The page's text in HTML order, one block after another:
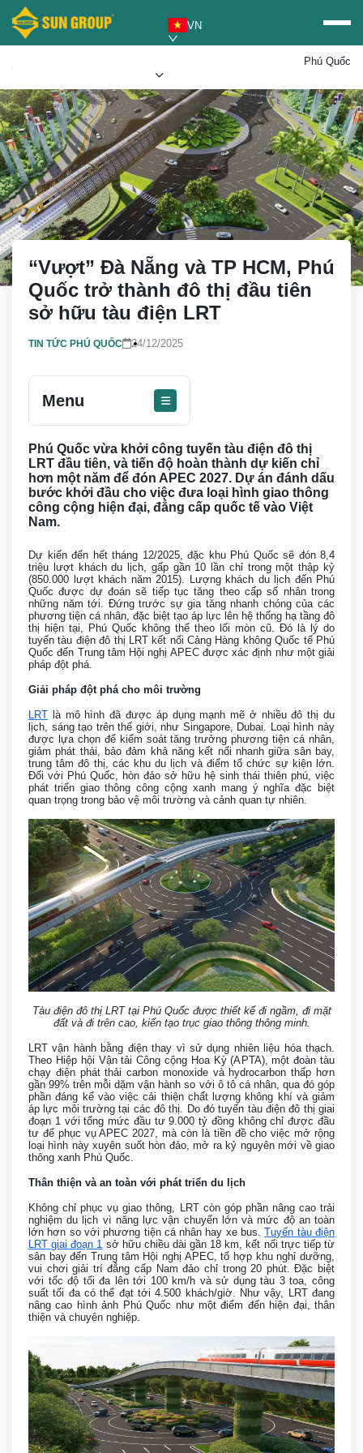
VN
Phú Quốc
Mua vé Sun PhuQuoc
Airways
Ưu đãi Sun World
“Vượt” Đà Nẵng và TP HCM, Phú
Quốc trở thành đô thị đầu tiên
sở hữu tàu điện LRT
TIN TỨC PHÚ QUỐC 24/12/2025
Menu
Phú Quốc vừa khởi công tuyến tàu điện đô thị
LRT đầu tiên, và tiến độ hoàn thành dự kiến chỉ
hơn một năm để đón APEC 2027. Dự án đánh dấu
bước khởi đầu cho việc đưa loại hình giao thông
công cộng hiện đại, đẳng cấp quốc tế vào Việt
Nam.
Dự kiến đến hết tháng 12/2025, đặc khu Phú Quốc sẽ đón 8,4
triệu lượt khách du lịch, gấp gần 10 lần chỉ trong một thập kỷ
(850.000 lượt khách năm 2015). Lượng khách du lịch đến Phú
Quốc được dự đoán sẽ tiếp tục tăng theo cấp số nhân trong
những năm tới. Đứng trước sự gia tăng nhanh chóng của các
phương tiện cá nhân, đặc biệt tạo áp lực lên hệ thống hạ tầng đô
thị hiện tại, Phú Quốc không thể theo lối mòn cũ. Đó là lý do
tuyến tàu điện đô thị LRT kết nối Cảng Hàng không Quốc tế Phú
Quốc đến Trung tâm Hội nghị APEC được xác định như một giải
pháp đột phá.
Giải pháp đột phá cho môi trường
LRT là mô hình đã được áp dụng mạnh mẽ ở nhiều đô thị du
lịch, sáng tạo trên thế giới, như Singapore, Dubai. Loại hình này
được lựa chọn để kiểm soát tăng trưởng phương tiện cá nhân,
giảm phát thải, bảo đảm khả năng kết nối nhanh giữa sân bay,
trung tâm đô thị, các khu du lịch và điểm tổ chức sự kiện lớn.
Đối với Phú Quốc, hòn đảo sở hữu hệ sinh thái thiên phú, việc
phát triển giao thông công cộng xanh mang ý nghĩa đặc biệt
quan trọng trong bảo vệ môi trường và cảnh quan tự nhiên.
Tàu điện đô thị LRT tại Phú Quốc được thiết kế đi ngầm, đi mặt
đất và đi trên cao, kiến tạo trục giao thông thông minh.
LRT vận hành bằng điện thay vì sử dụng nhiên liệu hóa thạch.
Theo Hiệp hội Vận tải Công cộng Hoa Kỳ (APTA), một đoàn tàu
chạy điện phát thải carbon monoxide và hydrocarbon thấp hơn
gần 99% trên mỗi dặm vận hành so với ô tô cá nhân, qua đó góp
phần đáng kể vào việc cải thiện chất lượng không khí và giảm
áp lực môi trường tại các đô thị. Do đó tuyến tàu điện đô thị giai
đoạn 1 với tổng mức đầu tư 9.000 tỷ đồng không chỉ được đầu
tư để phục vụ APEC 2027, mà còn là tiền đề cho việc mở rộng
loại hình này xuyên suốt hòn đảo, mở ra kỷ nguyên mới về giao
thông xanh Phú Quốc.
Thân thiện và an toàn với phát triển du lịch
Không chỉ phục vụ giao thông, LRT còn góp phần nâng cao trải
nghiệm du lịch vì năng lực vận chuyển lớn và mức độ an toàn
lớn hơn so với phương tiện cá nhân hay xe bus.Tuyến tàu điện
LRT giai đoạn 1 sở hữu chiều dài gần 18 km, kết nối trực tiếp từ
sân bay đến Trung tâm Hội nghị APEC, tổ hợp khu nghỉ dưỡng,
vui chơi giải trí đẳng cấp Nam đảo chỉ trong 20 phút. Đặc biệt
với tốc độ tối đa lên tới 100 km/h và sử dụng tàu 3 toa, công
suất tối đa có thể đạt tới 4.500 khách/giờ. Như vậy, LRT đang
nâng cao hình ảnh Phú Quốc như một điểm đến hiện đại, thân
thiện và chuyên nghiệp.